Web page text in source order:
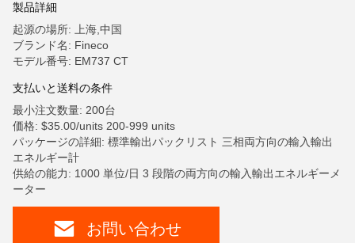
製品詳細
起源の場所: 上海,中国
ブランド名: Fineco
モデル番号: EM737 CT
支払いと送料の条件
最小注文数量: 200台
価格: $35.00/units 200-999 units
パッケージの詳細: 標準輸出パックリスト 三相両方向の輸入輸出
エネルギー計
供給の能力: 1000 単位/日 3 段階の両方向の輸入輸出エネルギーメ
ーター
お問い合わせ